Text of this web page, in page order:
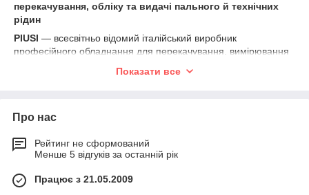
перекачування, обліку та видачі пального й технічних
рідин
PIUSI — всесвітньо відомий італійський виробник
професійного обладнання для перекачування, вимірювання
1953 році компанія вже понад 70 років розробляє інноваційні
Компанія
оригінального обладнання PIUSI
якість, високу надійність, сучасні технології та тривалий
ресурс роботи. Наш каталог містить рішення як для
невеликих підприємств, так і для великих виробничих
комплексів, паливних баз та корпоративних АЗС.
Показати все
Про нас
Рейтинг не сформований
Менше 5 відгуків за останній рік
Працює з 21.05.2009